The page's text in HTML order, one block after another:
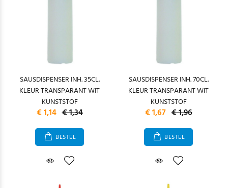
SAUSDISPENSER INH. 35CL.
KLEUR TRANSPARANT WIT
KUNSTSTOF
€ 1,14 € 1,34
BESTEL
SAUSDISPENSER INH. 70CL.
KLEUR TRANSPARANT WIT
KUNSTSTOF
€ 1,67 € 1,96
BESTEL